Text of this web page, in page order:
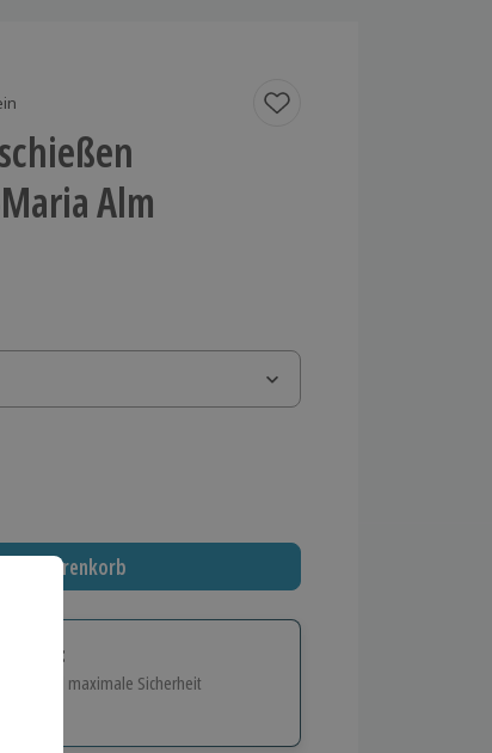
Alm
In den Warenkorb
und maximale Sicherheit